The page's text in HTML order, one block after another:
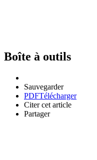
Boîte à outils
Sauvegarder
PDFTélécharger
Citer cet article
Partager